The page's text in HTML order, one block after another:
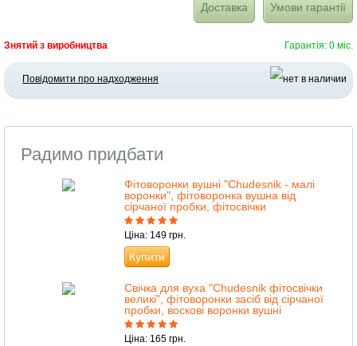
Доставка Умови гарантії
Знятий з виробництва Гарантія: 0 міс.
Повідомити про надходження
Радимо придбати
Фітоворонки вушні "Сhudesnik - малі
воронки", фітоворонка вушна від
сірчаної пробки, фітосвічки
Ціна: 149 грн.
Купити
Свічка для вуха "Сhudesnik фітосвічки
великі", фітоворонки засіб від сірчаної
пробки, воскові воронки вушні
Ціна: 165 грн.